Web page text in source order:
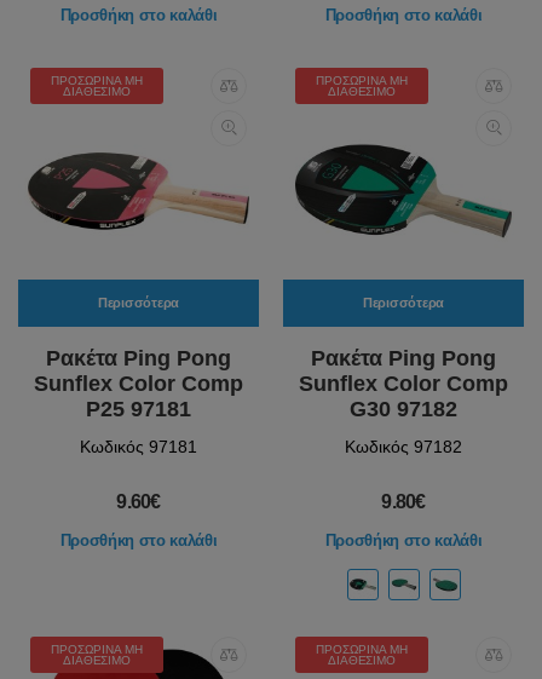
Προσθήκη στο καλάθι Προσθήκη στο καλάθι
ΠΡΟΣΩΡΙΝΆ ΜΗ
ΔΙΑΘΈΣΙΜΟ
Περισσότερα
Ρακέτα Ping Pong
Sunflex Color Comp
P25 97181
Κωδικός 97181
9.60€
Προσθήκη στο καλάθι
ΠΡΟΣΩΡΙΝΆ ΜΗ
ΔΙΑΘΈΣΙΜΟ
Περισσότερα
Ρακέτα Ping Pong
Sunflex Color Comp
G30 97182
Κωδικός 97182
9.80€
Προσθήκη στο καλάθι
ΠΡΟΣΩΡΙΝΆ ΜΗ
ΔΙΑΘΈΣΙΜΟ
ΠΡΟΣΩΡΙΝΆ ΜΗ
ΔΙΑΘΈΣΙΜΟ